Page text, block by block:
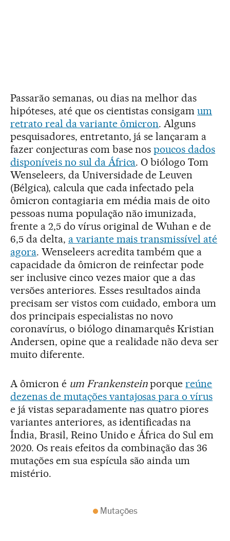
Passarão semanas, ou dias na melhor das
hipóteses, até que os cientistas consigamum
retrato real da variante ômicron. Alguns
pesquisadores, entretanto, já se lançaram a
fazer conjecturas com base nospoucos dados
disponíveis no sul da África. O biólogo Tom
Wenseleers, da Universidade de Leuven
(Bélgica), calcula que cada infectado pela
ômicron contagiaria em média mais de oito
pessoas numa população não imunizada,
frente a 2,5 do vírus original de Wuhan e de
6,5 da delta, a variante mais transmissível até
agora. Wenseleers acredita também que a
capacidade da ômicron de reinfectar pode
ser inclusive cinco vezes maior que a das
versões anteriores. Esses resultados ainda
precisam ser vistos com cuidado, embora um
dos principais especialistas no novo
coronavírus, o biólogo dinamarquês Kristian
Andersen, opine que a realidade não deva ser
muito diferente.
A ômicron é um Frankensteinporquereúne
dezenas de mutações vantajosas para o vírus
e já vistas separadamente nas quatro piores
variantes anteriores, as identificadas na
Índia, Brasil, Reino Unido e África do Sul em
2020. Os reais efeitos da combinação das 36
mutações em sua espícula são ainda um
mistério.
Mutações